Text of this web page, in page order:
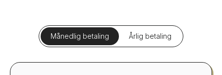
Månedlig betaling Årlig betaling